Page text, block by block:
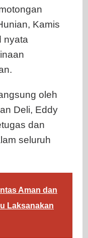
Kamis
nyata
oleh
Deli, Eddy
dan
seluruh
Aman dan
Laksanakan